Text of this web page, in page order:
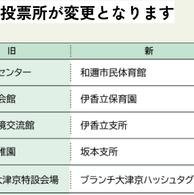
票所が変更となります